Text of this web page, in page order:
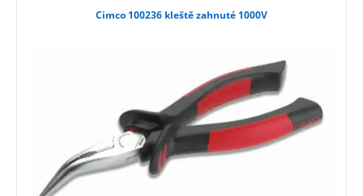
Cimco 100236 kleště zahnuté 1000V